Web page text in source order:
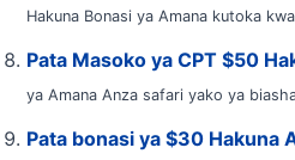
Hakuna Bonasi ya Amana kutoka
Pata Masoko ya CPT $50
ya Amana Anza safari yako ya
Pata bonasi ya $30 Hakuna